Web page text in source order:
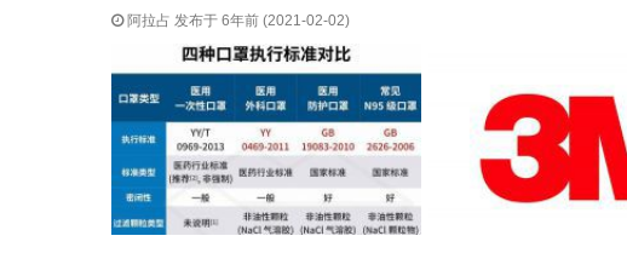
阿拉占 发布于 6年前 (2021-02-02)